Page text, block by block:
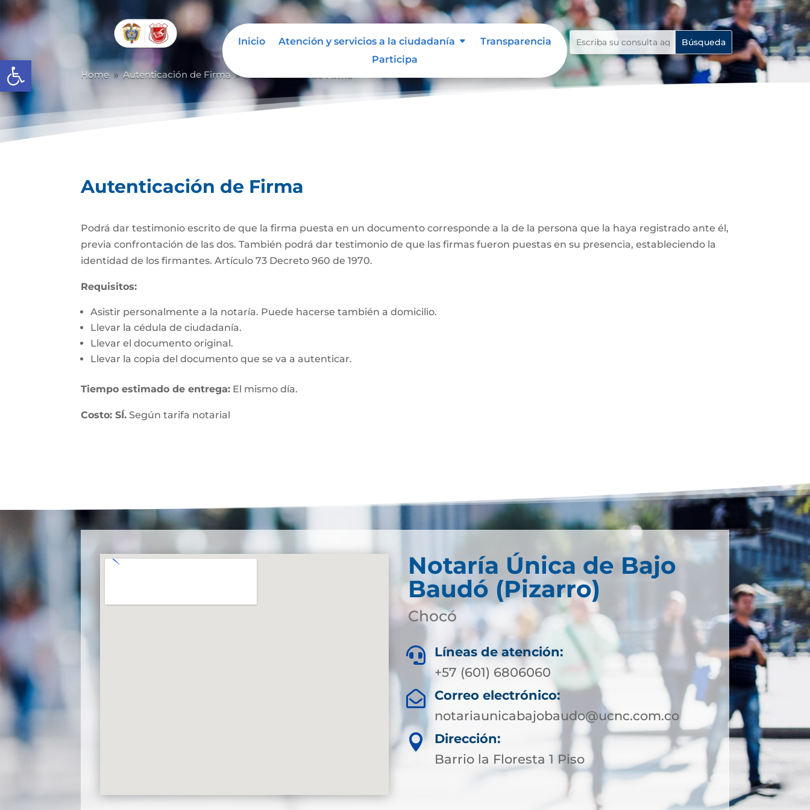
Abrir barra de herramientas
Inicio Atención y servicios a la ciudadanía
Transparencia
Participa
Home 9 Autenticación de Firma 9
Autenticación de Firma
Podrá dar testimonio escrito de que la firma puesta en un documento corresponde a la de la persona que la haya registrado ante él,
previa confrontación de las dos. También podrá dar testimonio de que las firmas fueron puestas en su presencia, estableciendo la
identidad de los firmantes. Artículo 73 Decreto 960 de 1970.
Requisitos:
Asistir personalmente a la notaría. Puede hacerse también a domicilio.
Llevar la cédula de ciudadanía.
Llevar el documento original.
Llevar la copia del documento que se va a autenticar.
Tiempo estimado de entrega: El mismo día.
Costo: SÍ. Según tarifa notarial
Notaría Única de Bajo
Baudó (Pizarro)
Chocó

Líneas de atención:
+57 (601) 6806060

Correo electrónico:
notariaunicabajobaudo@ucnc.com.co

Dirección:
Barrio la Floresta 1 Piso